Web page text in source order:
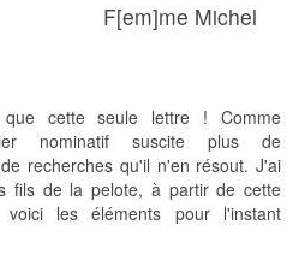
F[em]me Michel
que cette seule lettre ! Comme
nominatif suscite plus de
recherches qu'il n'en résout. J'ai
fils de la pelote, à partir de cette
les éléments pour l'instant